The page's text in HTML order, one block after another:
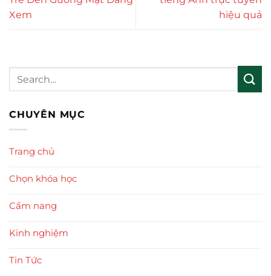
Xem
hiệu quả
CHUYÊN MỤC
Trang chủ
Chọn khóa học
Cẩm nang
Kinh nghiệm
Tin Tức